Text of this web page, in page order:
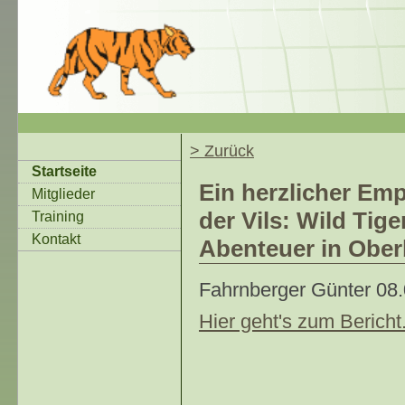
Startseite
Mitglieder
Training
Kontakt
> Zurück
Ein herzlicher
der Vils: Wild
Abenteuer in
Fahrnberger Günter
Hier geht's zum